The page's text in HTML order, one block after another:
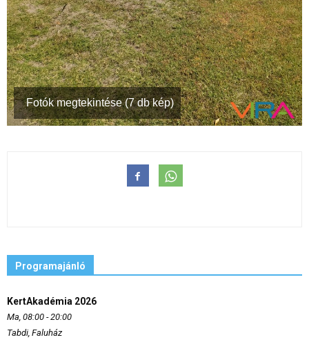
Fotók megtekintése (7 db kép)
Programajánló
KertAkadémia 2026
Ma, 08:00 - 20:00
Tabdi, Faluház